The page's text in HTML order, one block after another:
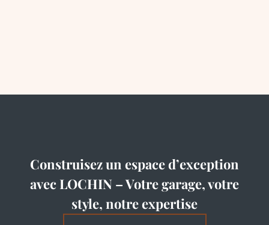
Construisez un espace d’exception
avec LOCHIN – Votre garage, votre
style, notre expertise